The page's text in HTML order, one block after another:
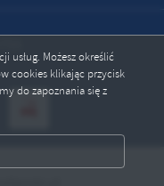
usług. Możesz określić
cookies klikając przycisk
do zapoznania się z